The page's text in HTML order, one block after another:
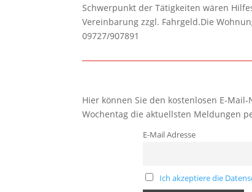
Schwerpunkt der Tätigkeiten wären
Vereinbarung zzgl. Fahrgeld.Die
09727/907891
Hier können Sie den kostenlosen E-
Wochentag die aktuellsten Meldungen
E-Mail Adresse
Ich akzeptiere die